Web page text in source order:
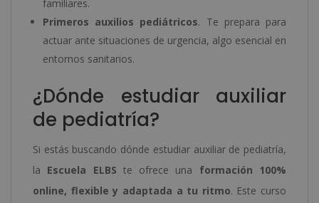
familiares.
Primeros auxilios pediátricos. Te prepara para
actuar ante situaciones de urgencia, algo esencial en
entornos sanitarios.
¿Dónde estudiar auxiliar
de pediatría?
Si estás buscando dónde estudiar auxiliar de pediatría,
la Escuela ELBS te ofrece una formación 100%
online, flexible y adaptada a tu ritmo. Este curso